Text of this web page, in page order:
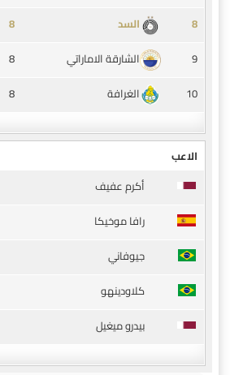
8
السد 8
9
الشارقة الاماراتي 8
10
الغرافة 8
الاعب
أكرم عفيف
رافا موخيكا
جيوفاني
كلاودينهو
بيدرو ميغيل